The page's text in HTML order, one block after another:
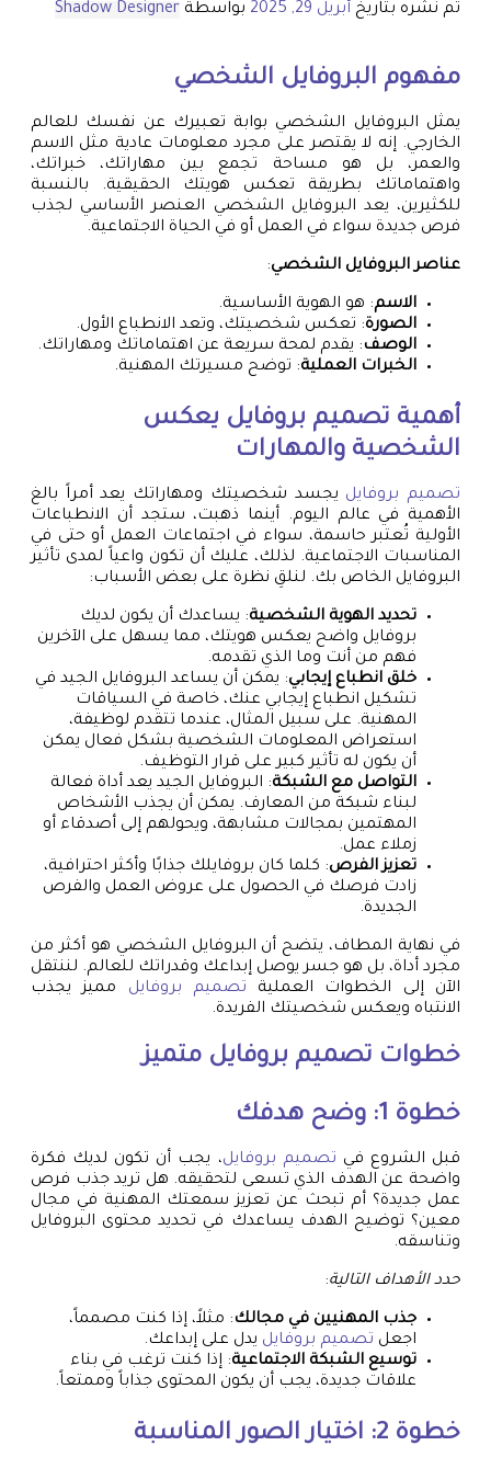
تم نشره بتاريخ أبريل 29, 2025 بواسطة Shadow Designer
مفهوم البروفايل الشخصي
يمثل البروفايل الشخصي بوابة تعبيرك عن نفسك للعالم
الخارجي. إنه لا يقتصر على مجرد معلومات عادية مثل الاسم
والعمر، بل هو مساحة تجمع بين مهاراتك، خبراتك،
واهتماماتك بطريقة تعكس هويتك الحقيقية. بالنسبة
للكثيرين، يعد البروفايل الشخصي العنصر الأساسي لجذب
فرص جديدة سواء في العمل أو في الحياة الاجتماعية.
عناصر البروفايل الشخصي:
الاسم: هو الهوية الأساسية.
الصورة: تعكس شخصيتك، وتعد الانطباع الأول.
الوصف: يقدم لمحة سريعة عن اهتماماتك ومهاراتك.
الخبرات العملية: توضح مسيرتك المهنية.
أهمية تصميم بروفايل يعكس
الشخصية والمهارات
تصميم بروفايل يجسد شخصيتك ومهاراتك يعد أمراً بالغ
الأهمية في عالم اليوم. أينما ذهبت، ستجد أن الانطباعات
الأولية تُعتبر حاسمة، سواء في اجتماعات العمل أو حتى في
المناسبات الاجتماعية. لذلك، عليك أن تكون واعياً لمدى تأثير
البروفايل الخاص بك. لنلقِ نظرة على بعض الأسباب:
تحديد الهوية الشخصية: يساعدك أن يكون لديك
بروفايل واضح يعكس هويتك، مما يسهل على الآخرين
فهم من أنت وما الذي تقدمه.
خلق انطباع إيجابي: يمكن أن يساعد البروفايل الجيد في
تشكيل انطباع إيجابي عنك، خاصة في السياقات
المهنية. على سبيل المثال، عندما تتقدم لوظيفة،
استعراض المعلومات الشخصية بشكل فعال يمكن
أن يكون له تأثير كبير على قرار التوظيف.
التواصل مع الشبكة: البروفايل الجيد يعد أداة فعالة
لبناء شبكة من المعارف. يمكن أن يجذب الأشخاص
المهتمين بمجالات مشابهة، ويحولهم إلى أصدقاء أو
زملاء عمل.
تعزيز الفرص: كلما كان بروفايلك جذابًا وأكثر احترافية،
زادت فرصك في الحصول على عروض العمل والفرص
الجديدة.
في نهاية المطاف، يتضح أن البروفايل الشخصي هو أكثر من
مجرد أداة، بل هو جسر يوصل إبداعك وقدراتك للعالم. لننتقل
الآن إلى الخطوات العملية تصميم بروفايل مميز يجذب
الانتباه ويعكس شخصيتك الفريدة.
خطوات تصميم بروفايل متميز
خطوة 1: وضح هدفك
قبل الشروع في تصميم بروفايل، يجب أن تكون لديك فكرة
واضحة عن الهدف الذي تسعى لتحقيقه. هل تريد جذب فرص
عمل جديدة؟ أم تبحث عن تعزيز سمعتك المهنية في مجال
معين؟ توضيح الهدف يساعدك في تحديد محتوى البروفايل
وتناسقه.
حدد الأهداف التالية:
جذب المهنيين في مجالك: مثلاً، إذا كنت مصمماً،
اجعل تصميم بروفايل يدل على إبداعك.
توسيع الشبكة الاجتماعية: إذا كنت ترغب في بناء
علاقات جديدة، يجب أن يكون المحتوى جذاباً وممتعاً.
خطوة 2: اختيار الصور المناسبة